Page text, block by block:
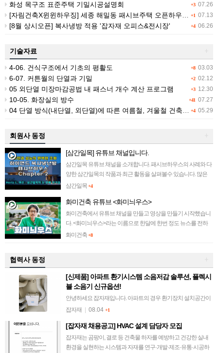
+3 07.26
화성 목구조 표준주택 기밀시공설명회
+1 07.13
[자림건축X윈윈하우징] 세종 해밀동 패시브주택 오픈하우스 (7/25 (토))
+4 06.26
[8월 상시오픈] 복사냉방 적용 '잡자재 오피스&전시장'
기술자료
+8 03.03
4-06. 건식구조에서 기초의 평활도
+2 02.12
6-07. 커튼월의 단열과 기밀
+3 12.30
05 외단열 미장마감공법 내 패스너 개수 계산 프로그램
+41 07.27
10-05. 화장실의 방수
+4 05.29
04 단열 방식(내단열, 외단열)에 따른 여름철, 겨울철 건축물 적외선 촬영
회원사 동정
[삼간일목] 유튜브 채널입니다.
삼간일목 유튜브 채널을 소개합니다. 패시브하우스의 사례와 다
양한 삼간일목의 작품과 최근 활동을 살펴볼수 있습니다. 많은
관심 부탁드립니다~ ||||||||||||
삼간일목+4
화미건축 유튜브 <화미늬우스>
화미건축에서 유튜브 채널을 만들고 영상을 만들기 시작했습니
다. <화미늬우스>라는 이름으로 한달에 한번 정도 뉴스를 전하
려 합니다. 많은 관심 부탁드립니다~~ ||||||||||||
화미건축+8
협력사 동정
[신제품] 아파트 환기시스템 소음저감 솔루션, 플렉시
블 소음기 신규옵션!
안녕하세요 잡자재입니다. 아파트의 경우 환기장치 설치공간이
협소하여 소음기 적용이 안 된 세대가 대부분입니다. 환기장치의
벤트 플렉시블 소음기의 규격을…
잡자재 08.04 +1
[잡자재 채용공고] HVAC 설계 담당자 모집
잡자재는 곰팡이, 결로 등 건축물 하자를 예방하고 건강한 실내
환경을 실현하는 시스템과 자재를 연구·개발·제조·유통·시공하